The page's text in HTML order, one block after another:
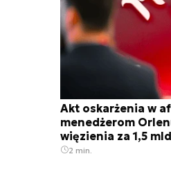
Akt oskarżenia w
menedżerom
więzienia za 1,5
2 min.